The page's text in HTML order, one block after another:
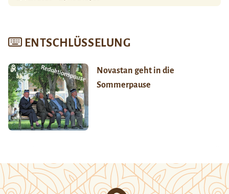
ENTSCHLÜSSELUNG
Novastan geht in die
Sommerpause